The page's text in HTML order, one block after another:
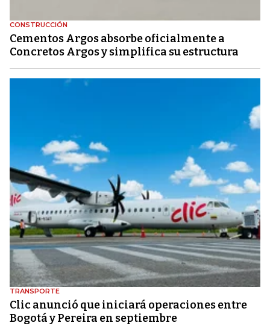
CONSTRUCCIÓN
Cementos Argos absorbe oficialmente a
Concretos Argos y simplifica su estructura
TRANSPORTE
Clic anunció que iniciará operaciones entre
Bogotá y Pereira en septiembre